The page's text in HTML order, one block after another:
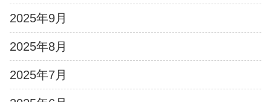
2025年9月
2025年8月
2025年7月